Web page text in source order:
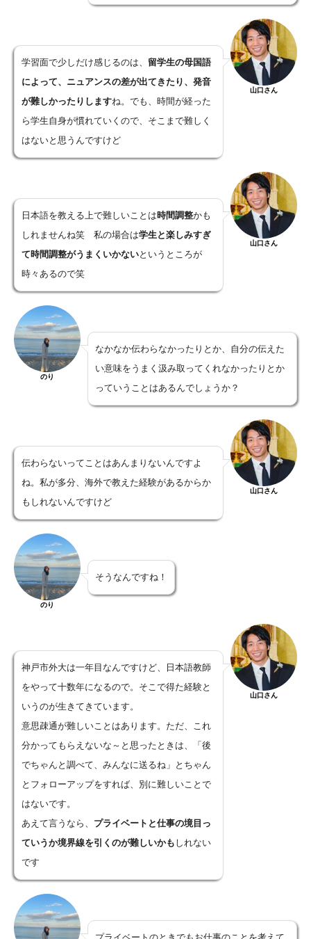
学習面で少しだけ感じるのは、 留学生の母国語
によって、ニュアンスの差が出てきたり、発音
が難しかったりしますね。でも、時間が経った
ら学生自身が慣れていくので、そこまで難しく
はないと思うんですけど
山口さん
日本語を教える上で難しいことは時間調整かも
しれませんね笑 私の場合は学生と楽しみすぎ
て時間調整がうまくいかないというところが
時々あるので笑
山口さん
のり
なかなか伝わらなかったりとか、自分の伝えた
い意味をうまく汲み取ってくれなかったりとか
っていうことはあるんでしょうか？
伝わらないってことはあんまりないんですよ
ね。私が多分、海外で教えた経験があるからか
もしれないんですけど
山口さん
のり
そうなんですね！
神戸市外大は一年目なんですけど、日本語教師
をやって十数年になるので。そこで得た経験と
いうのが生きてきています。
意思疎通が難しいことはあります。ただ、これ
分かってもらえないな～と思ったときは、「後
でちゃんと調べて、みんなに送るね」とちゃん
とフォローアップをすれば、別に難しいことで
はないです。
あえて言うなら、 プライベートと仕事の境目っ
ていうか境界線を引くのが難しいかも しれない
です
山口さん